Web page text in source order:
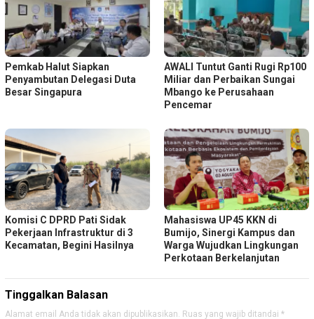
Pemkab Halut Siapkan
Penyambutan Delegasi Duta
Besar Singapura
AWALI Tuntut Ganti Rugi Rp100
Miliar dan Perbaikan Sungai
Mbango ke Perusahaan
Pencemar
Komisi C DPRD Pati Sidak
Pekerjaan Infrastruktur di 3
Kecamatan, Begini Hasilnya
Mahasiswa UP45 KKN di
Bumijo, Sinergi Kampus dan
Warga Wujudkan Lingkungan
Perkotaan Berkelanjutan
Tinggalkan Balasan
Alamat email Anda tidak akan dipublikasikan. Ruas yang wajib ditandai *